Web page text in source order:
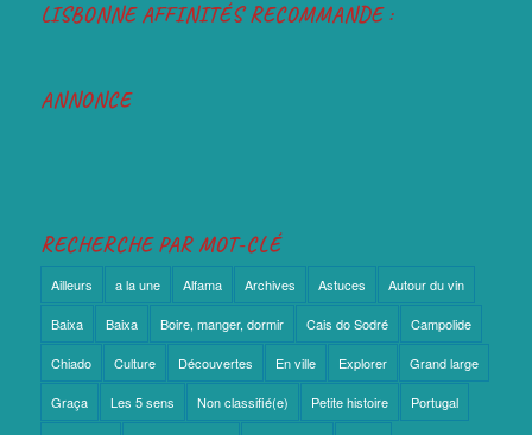
LISBONNE AFFINITÉS RECOMMANDE :
ANNONCE
RECHERCHE PAR MOT-CLÉ
Ailleurs a la une Alfama Archives Astuces Autour du vin
Baixa Baixa Boire, manger, dormir Cais do Sodré Campolide
Chiado Culture Découvertes En ville Explorer Grand large
Graça Les 5 sens Non classifié(e) Petite histoire Portugal